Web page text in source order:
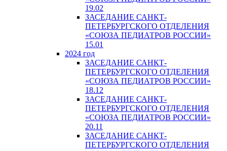
19.02
ЗАСЕДАНИЕ САНКТ-
ПЕТЕРБУРГСКОГО ОТДЕЛЕНИЯ
«СОЮЗА ПЕДИАТРОВ РОССИИ»
15.01
2024 год
ЗАСЕДАНИЕ САНКТ-
ПЕТЕРБУРГСКОГО ОТДЕЛЕНИЯ
«СОЮЗА ПЕДИАТРОВ РОССИИ»
18.12
ЗАСЕДАНИЕ САНКТ-
ПЕТЕРБУРГСКОГО ОТДЕЛЕНИЯ
«СОЮЗА ПЕДИАТРОВ РОССИИ»
20.11
ЗАСЕДАНИЕ САНКТ-
ПЕТЕРБУРГСКОГО ОТДЕЛЕНИЯ